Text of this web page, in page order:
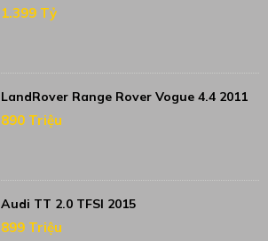
1.399 Tỷ
LandRover Range Rover Vogue 4.4 2011
890 Triệu
Audi TT 2.0 TFSI 2015
899 Triệu